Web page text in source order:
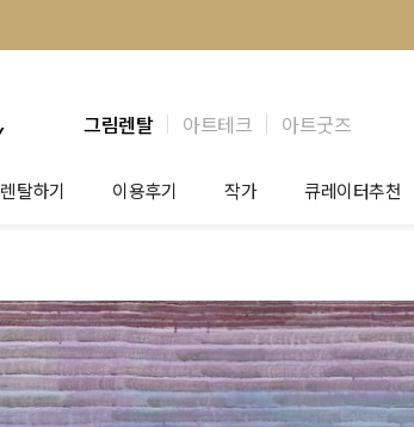
그림렌탈 아트테크 아트굿즈
렌탈하기
법인상담
기프트카드
이용후기
법인 고객
셀럽 인터뷰
작가
작가공모
큐레이터추천
작품선택 Tip
그림인테리어 Tip
테마별 추천